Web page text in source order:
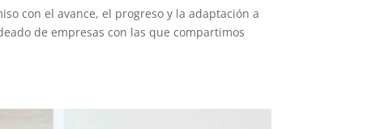
con el avance, el progreso y la adaptación a
de empresas con las que compartimos